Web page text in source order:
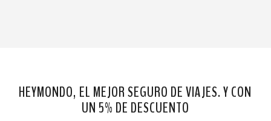
HEYMONDO, EL MEJOR SEGURO DE VIAJES. Y CON
UN 5% DE DESCUENTO